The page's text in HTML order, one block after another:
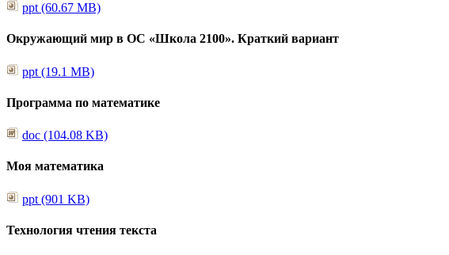
ppt (60.67 MB)
Окружающий мир в ОС «Школа 2100». Краткий вариант
ppt (19.1 MB)
Программа по математике
doc (104.08 KB)
Моя математика
ppt (901 KB)
Технология чтения текста